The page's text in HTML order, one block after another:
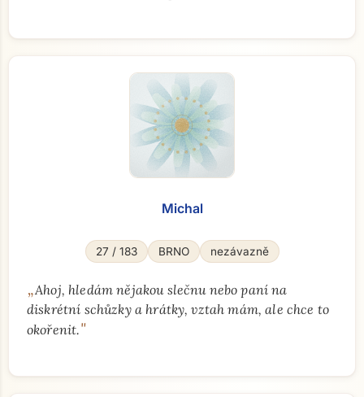
Michal
27 / 183 BRNO nezávazně
„Ahoj, hledám nějakou slečnu nebo paní na
diskrétní schůzky a hrátky, vztah mám, ale chce to
okořenit."